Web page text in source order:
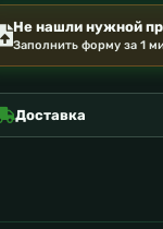
Не нашли нужной
Заполнить форму за 1
Доставка